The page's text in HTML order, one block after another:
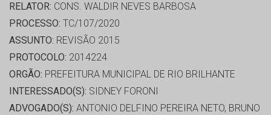
RELATOR: CONS. WALDIR NEVES BARBOSA
PROCESSO: TC/107/2020
ASSUNTO: REVISÃO 2015
PROTOCOLO: 2014224
ORGÃO: PREFEITURA MUNICIPAL DE RIO BRILHANTE
INTERESSADO(S): SIDNEY FORONI
ADVOGADO(S): ANTONIO DELFINO PEREIRA NETO, BRUNO